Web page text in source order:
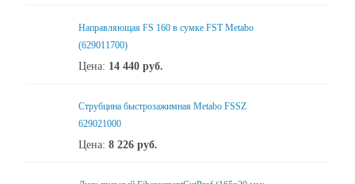
Направляющая FS 160 в сумке FST Metabo
(629011700)
Цена: 14 440 руб.
Струбцина быстрозажимная Metabo FSSZ
629021000
Цена: 8 226 руб.